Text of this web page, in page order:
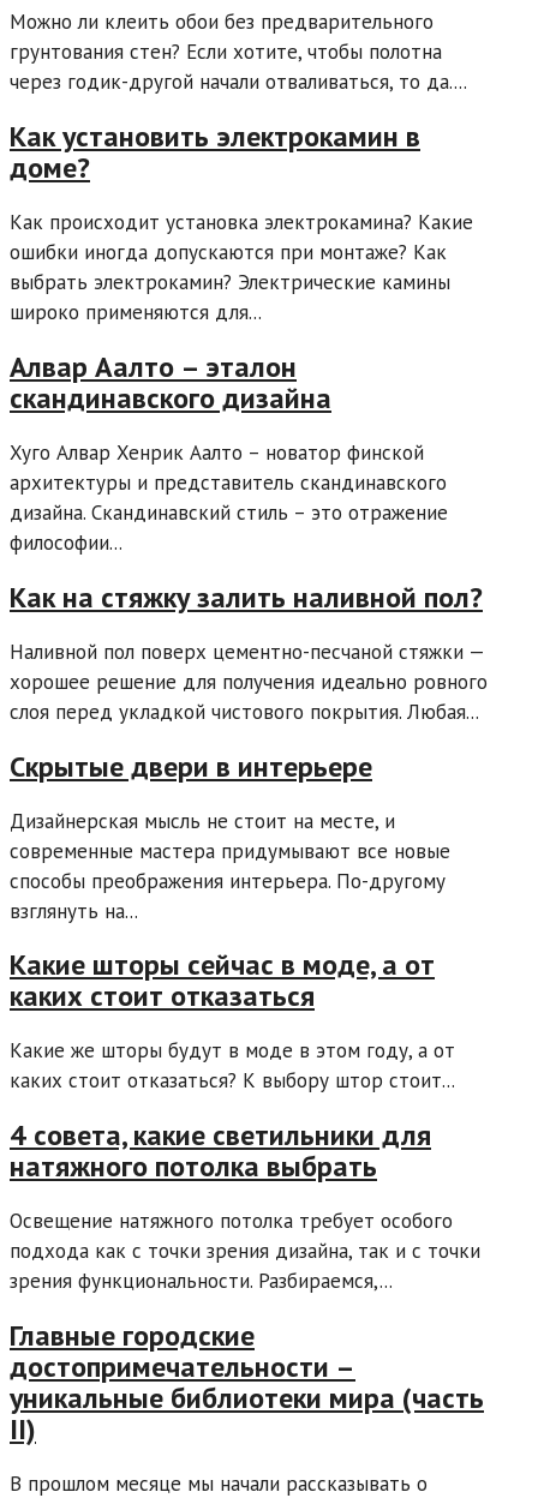
Можно ли клеить обои без предварительного
грунтования стен? Если хотите, чтобы полотна
через годик-другой начали отваливаться, то да....
Как установить электрокамин в
доме?
Как происходит установка электрокамина? Какие
ошибки иногда допускаются при монтаже? Как
выбрать электрокамин? Электрические камины
широко применяются для...
Алвар Аалто – эталон
скандинавского дизайна
Хуго Алвар Хенрик Аалто – новатор финской
архитектуры и представитель скандинавского
дизайна. Скандинавский стиль – это отражение
философии...
Как на стяжку залить наливной пол?
Наливной пол поверх цементно-песчаной стяжки —
хорошее решение для получения идеально ровного
слоя перед укладкой чистового покрытия. Любая...
Скрытые двери в интерьере
Дизайнерская мысль не стоит на месте, и
современные мастера придумывают все новые
способы преображения интерьера. По-другому
взглянуть на...
Какие шторы сейчас в моде, а от
каких стоит отказаться
Какие же шторы будут в моде в этом году, а от
каких стоит отказаться? К выбору штор стоит...
4 совета, какие светильники для
натяжного потолка выбрать
Освещение натяжного потолка требует особого
подхода как с точки зрения дизайна, так и с точки
зрения функциональности. Разбираемся,...
Главные городские
достопримечательности –
уникальные библиотеки мира (часть
II)
В прошлом месяце мы начали рассказывать о